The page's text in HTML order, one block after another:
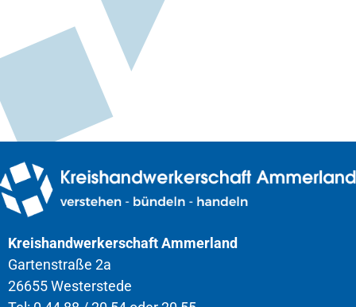
Kreishandwerkerschaft Ammerland
Gartenstraße 2a
26655 Westerstede